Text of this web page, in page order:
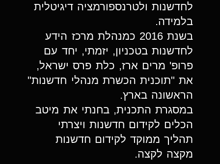
לחדשנות ולטרנספורמציה דיגיטלית
בלמידה.
בשנת 2016 כמנהלת מרכז הידע
לחדשנות בטכניון, יזמתי, יחד עם
פרופ' מרים ארז, כלת פרס ישראל,
את "תוכנית הכשרת מנהלי חדשנות"
הראשונה בארץ.
במסגרת התכנית, בחנתי את מיטב
הכלים לקידום חדשנות ויצרתי
תהליך ממוקד לקידום חדשנות
מקצה לקצה.